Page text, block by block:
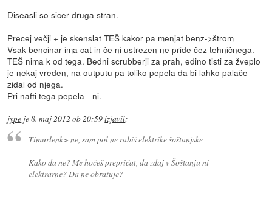
Diseasli so sicer druga stran.
Precej večji + je skenslat TEŠ kakor pa menjat benz->štrom
Vsak bencinar ima cat in če ni ustrezen ne pride čez tehničnega.
TEŠ nima k od tega. Bedni scrubberji za prah, edino tisti za žveplo
je nekaj vreden, na outputu pa toliko pepela da bi lahko palače
zidal od njega.
Pri nafti tega pepela - ni.
jype je8. maj 2012 ob 20:59izjavil:
Timurlenk> ne, sam pol ne rabiš elektrike šoštanjske
Kako da ne? Me hočeš prepričat, da zdaj v Šoštanju ni
elektrarne? Da ne obratuje?